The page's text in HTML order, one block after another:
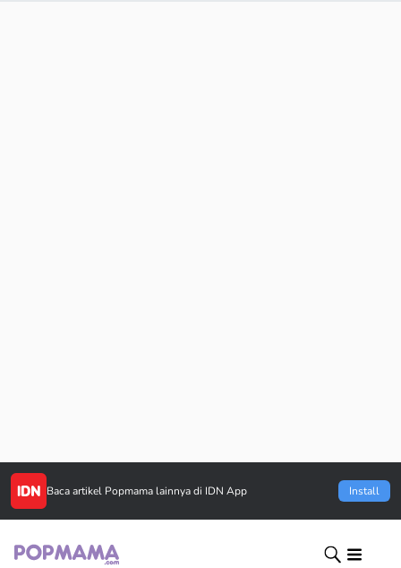
Baca artikel Popmama lainnya di IDN App Install